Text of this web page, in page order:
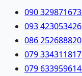
090 329871673
093 423053426
086 252688820
079 334311817
079 633959614